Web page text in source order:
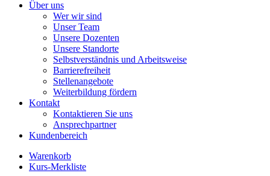
Über uns
Wer wir sind
Unser Team
Unsere Dozenten
Unsere Standorte
Selbstverständnis und Arbeitsweise
Barrierefreiheit
Stellenangebote
Weiterbildung fördern
Kontakt
Kontaktieren Sie uns
Ansprechpartner
Kundenbereich
Warenkorb
Kurs-Merkliste